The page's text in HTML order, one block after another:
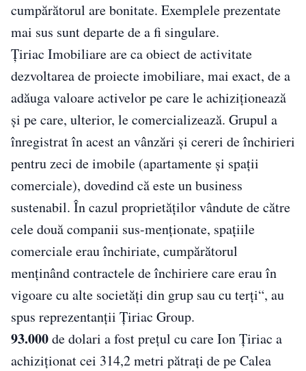
cumpărătorul are bonitate. Exemplele prezentate
mai sus sunt departe de a fi singulare.
Țiriac Imobiliare are ca obiect de activitate
dezvoltarea de proiecte imobiliare, mai exact, de a
adăuga valoare activelor pe care le achiziționează
și pe care, ulterior, le comercializează. Grupul a
înregistrat în acest an vânzări și cereri de închirieri
pentru zeci de imobile (apartamente și spaţii
comerciale), dovedind că este un business
sustenabil. În cazul proprietăților vândute de către
cele două companii sus-menționate, spațiile
comerciale erau închiriate, cumpărătorul
menținând contractele de închiriere care erau în
vigoare cu alte societăți din grup sau cu terți“, au
spus reprezentanții Țiriac Group.
93.000de dolari a fost prețul cu care Ion Țiriac a
achiziționat cei­ 314,2 metri pătrați de pe Calea